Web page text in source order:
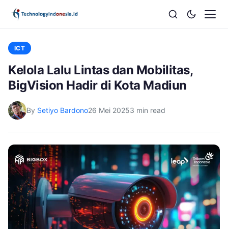
ICT
Kelola Lalu Lintas dan Mobilitas,
BigVision Hadir di Kota Madiun
By Setiyo Bardono26 Mei 20253 min read